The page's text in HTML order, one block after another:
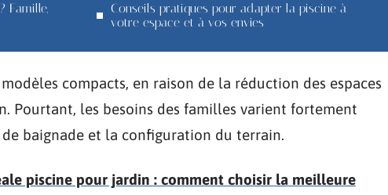
Famille,
Conseils pratiques pour adapter la piscine à
votre espace et à vos envies
compacts, en raison de la réduction des espaces
Pourtant, les besoins des familles varient fortement
de baignade et la configuration du terrain.
piscine pour jardin : comment choisir la meilleure